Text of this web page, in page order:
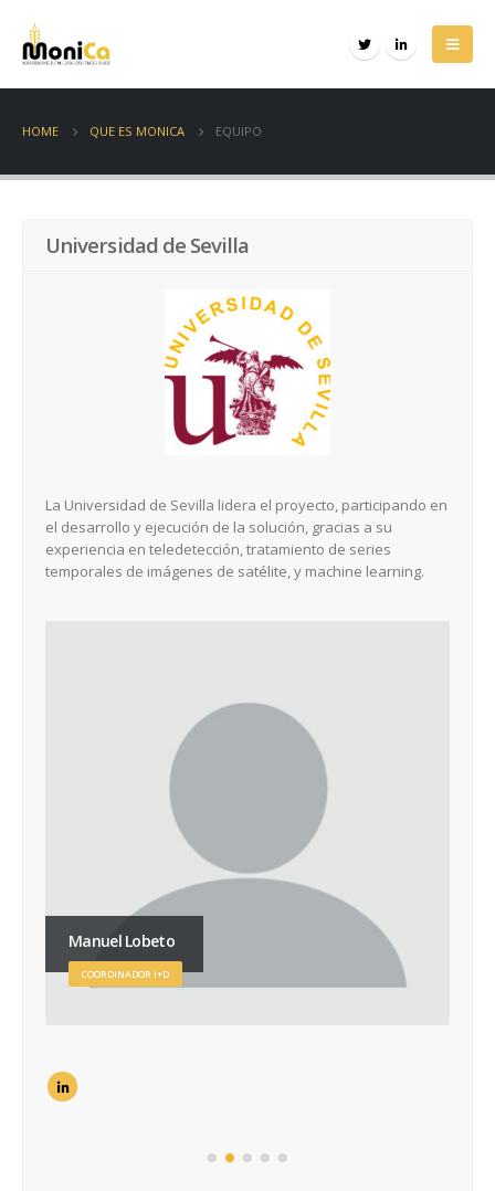
HOME QUE ES MONICA EQUIPO
Universidad de Sevilla
La Universidad de Sevilla lidera el proyecto, participando en
el desarrollo y ejecución de la solución, gracias a su
experiencia en teledetección, tratamiento de series
temporales de imágenes de satélite, y machine learning.
Manuel Lobeto
COORDINADOR I+D